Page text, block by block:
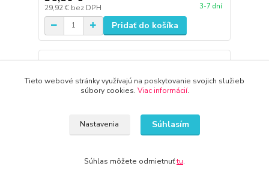
29,92 € bez DPH 3-7 dní
Pridať do košíka
Tieto webové stránky využívajú na poskytovanie svojich služieb
súbory cookies. Viac informácií.
Nastavenia Súhlasím
Súhlas môžete odmietnuťtu.